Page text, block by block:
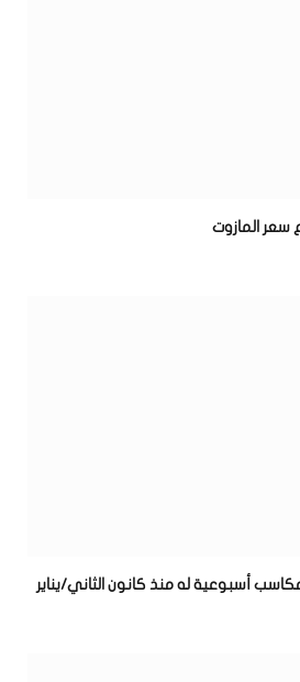
سعر المازوت
أسبوعية له منذ كانون الثاني/يناير